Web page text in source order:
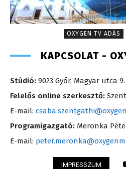
OXYGEN TV ADÁS
KAPCSOLAT -
Stúdió: 9023 Győr, Magyar utca 9.
Felelős online szerkesztő:
E-mail:
Programigazgató: Meronka
E-mail:
IMPRESSZUM